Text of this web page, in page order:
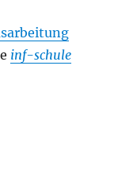
inf-schule